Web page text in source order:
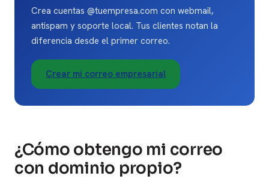
Crea cuentas @tuempresa.com con webmail,
antispam y soporte local. Tus clientes notan la
diferencia desde el primer correo.
Crear mi correo empresarial
¿Cómo obtengo mi correo
con dominio propio?